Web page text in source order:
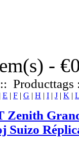
-
:: Producttags
E | F | G | H | I | J | K | L
Zenith
Suizo